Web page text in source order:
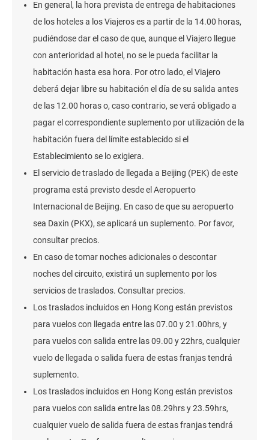
En general, la hora prevista de entrega de habitaciones
de los hoteles a los Viajeros es a partir de la 14.00 horas,
pudiéndose dar el caso de que, aunque el Viajero llegue
con anterioridad al hotel, no se le pueda facilitar la
habitación hasta esa hora. Por otro lado, el Viajero
deberá dejar libre su habitación el día de su salida antes
de las 12.00 horas o, caso contrario, se verá obligado a
pagar el correspondiente suplemento por utilización de la
habitación fuera del límite establecido si el
Establecimiento se lo exigiera.
El servicio de traslado de llegada a Beijing (PEK) de este
programa está previsto desde el Aeropuerto
Internacional de Beijing. En caso de que su aeropuerto
sea Daxin (PKX), se aplicará un suplemento. Por favor,
consultar precios.
En caso de tomar noches adicionales o descontar
noches del circuito, existirá un suplemento por los
servicios de traslados. Consultar precios.
Los traslados incluidos en Hong Kong están previstos
para vuelos con llegada entre las 07.00 y 21.00hrs, y
para vuelos con salida entre las 09.00 y 22hrs, cualquier
vuelo de llegada o salida fuera de estas franjas tendrá
suplemento.
Los traslados incluidos en Hong Kong están previstos
para vuelos con salida entre las 08.29hrs y 23.59hrs,
cualquier vuelo de salida fuera de estas franjas tendrá